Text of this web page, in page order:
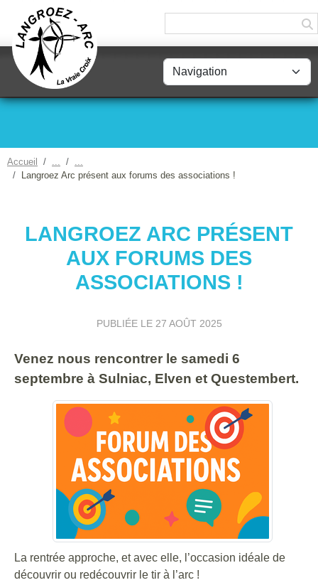
Accueil
Langroez Arc présent aux forums des associations !
LANGROEZ ARC PRÉSENT
AUX FORUMS DES
ASSOCIATIONS !
PUBLIÉE LE 27 AOÛT 2025
Venez nous rencontrer le samedi 6
septembre à Sulniac, Elven et Questembert.
La rentrée approche, et avec elle, l’occasion idéale de
découvrir ou redécouvrir le tir à l’arc !
Panneau de gestion des cookies